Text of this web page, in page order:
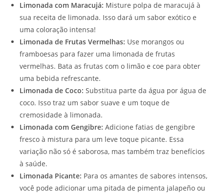
Limonada com Maracujá: Misture polpa de maracujá à
sua receita de limonada. Isso dará um sabor exótico e
uma coloração intensa!
Limonada de Frutas Vermelhas: Use morangos ou
framboesas para fazer uma limonada de frutas
vermelhas. Bata as frutas com o limão e coe para obter
uma bebida refrescante.
Limonada de Coco: Substitua parte da água por água de
coco. Isso traz um sabor suave e um toque de
cremosidade à limonada.
Limonada com Gengibre: Adicione fatias de gengibre
fresco à mistura para um leve toque picante. Essa
variação não só é saborosa, mas também traz benefícios
à saúde.
Limonada Picante: Para os amantes de sabores intensos,
você pode adicionar uma pitada de pimenta jalapeño ou